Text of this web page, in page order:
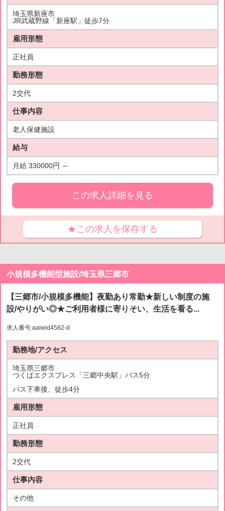
埼玉県新座市
JR武蔵野線「新座駅」徒歩7分
雇用形態
正社員
勤務形態
2交代
仕事内容
老人保健施設
給与
月給 330000円 ～
この求人詳細を見る
★この求人を保存する
小規模多機能型施設/埼玉県三郷市
【三郷市/小規模多機能】夜勤あり常勤★新しい制度の施
設/やりがい◎★ご利用者様に寄りそい、生活を看る...
求人番号:aaiwid4582-d
勤務地/アクセス
埼玉県三郷市
つくばエクスプレス「三郷中央駅」バス5分
バス下車後、徒歩4分
雇用形態
正社員
勤務形態
2交代
仕事内容
その他